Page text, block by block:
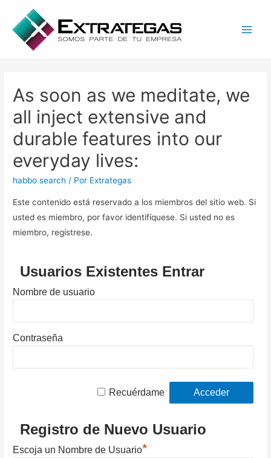
As soon as we meditate, we
all inject extensive and
durable features into our
everyday lives:
habbo search / Por Extrategas
Este contenido está reservado a los miembros del sitio web. Si
usted es miembro, por favor identifíquese. Si usted no es
miembro, regístrese.
Usuarios Existentes Entrar
Nombre de usuario
Contraseña
Recuérdame
Registro de Nuevo Usuario
Escoja un Nombre de Usuario*